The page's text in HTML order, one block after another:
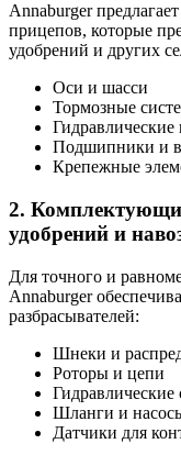
Annaburger
прицепов, которые
удобрений и других
Оси и шасси
Тормозные
Подшипники и
Крепежные
2.
удобрений и
Для точного и
Annaburger
разбрасывателей:
Шнеки и
Роторы и цепи
Шланги и
Датчики для